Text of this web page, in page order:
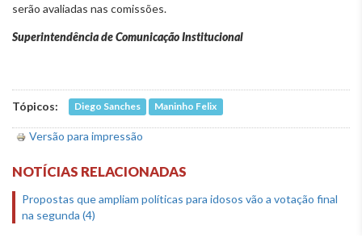
serão avaliadas nas comissões.
Superintendência de Comunicação Institucional
Tópicos: Diego Sanches Maninho Felix
Versão para impressão
NOTÍCIAS RELACIONADAS
Propostas que ampliam políticas para idosos vão a votação final
na segunda (4)